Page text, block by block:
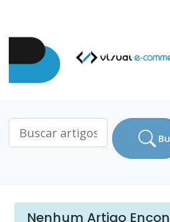
Nenhum Artigo